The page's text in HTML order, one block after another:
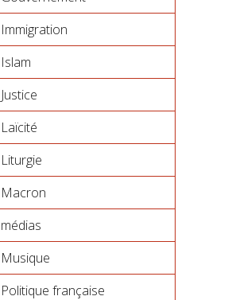
Immigration
Islam
Justice
Laïcité
Liturgie
Macron
médias
Musique
Politique française